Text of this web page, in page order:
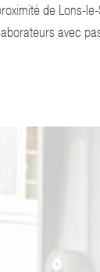
de Lons-
avec